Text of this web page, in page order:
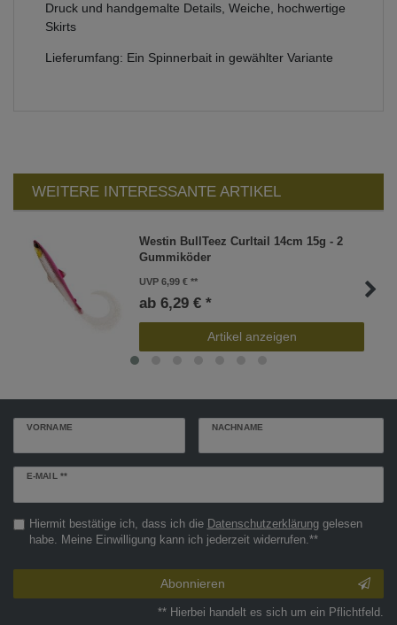
Druck und handgemalte Details, Weiche, hochwertige
Skirts
Lieferumfang: Ein Spinnerbait in gewählter Variante
WEITERE INTERESSANTE ARTIKEL
Westin BullTeez Curltail 14cm 15g - 2
Gummiköder
UVP 6,99 €
ab 6,29 € *
Artikel anzeigen
VORNAME NACHNAME
E-MAIL **
Newsletter
Hiermit bestätige ich, dass ich die Daten­schutz­erklärunggelesen
habe. Meine Einwilligung kann ich jederzeit widerrufen.**
Abonnieren
** Hierbei handelt es sich um ein Pflichtfeld.